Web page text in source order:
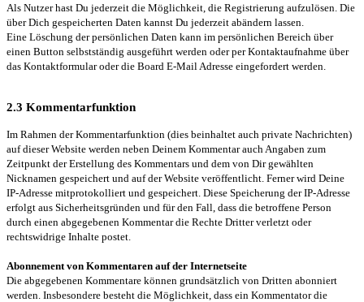
Als Nutzer hast Du jederzeit die Möglichkeit, die Registrierung aufzulösen. Die
über Dich gespeicherten Daten kannst Du jederzeit abändern lassen.
Eine Löschung der persönlichen Daten kann im persönlichen Bereich über
einen Button selbstständig ausgeführt werden oder per Kontaktaufnahme über
das Kontaktformular oder die Board E-Mail Adresse eingefordert werden.
2.3 Kommentarfunktion
Im Rahmen der Kommentarfunktion (dies beinhaltet auch private Nachrichten)
auf dieser Website werden neben Deinem Kommentar auch Angaben zum
Zeitpunkt der Erstellung des Kommentars und dem von Dir gewählten
Nicknamen gespeichert und auf der Website veröffentlicht. Ferner wird Deine
IP-Adresse mitprotokolliert und gespeichert. Diese Speicherung der IP-Adresse
erfolgt aus Sicherheitsgründen und für den Fall, dass die betroffene Person
durch einen abgegebenen Kommentar die Rechte Dritter verletzt oder
rechtswidrige Inhalte postet.
Abonnement von Kommentaren auf der Internetseite
Die abgegebenen Kommentare können grundsätzlich von Dritten abonniert
werden. Insbesondere besteht die Möglichkeit, dass ein Kommentator die